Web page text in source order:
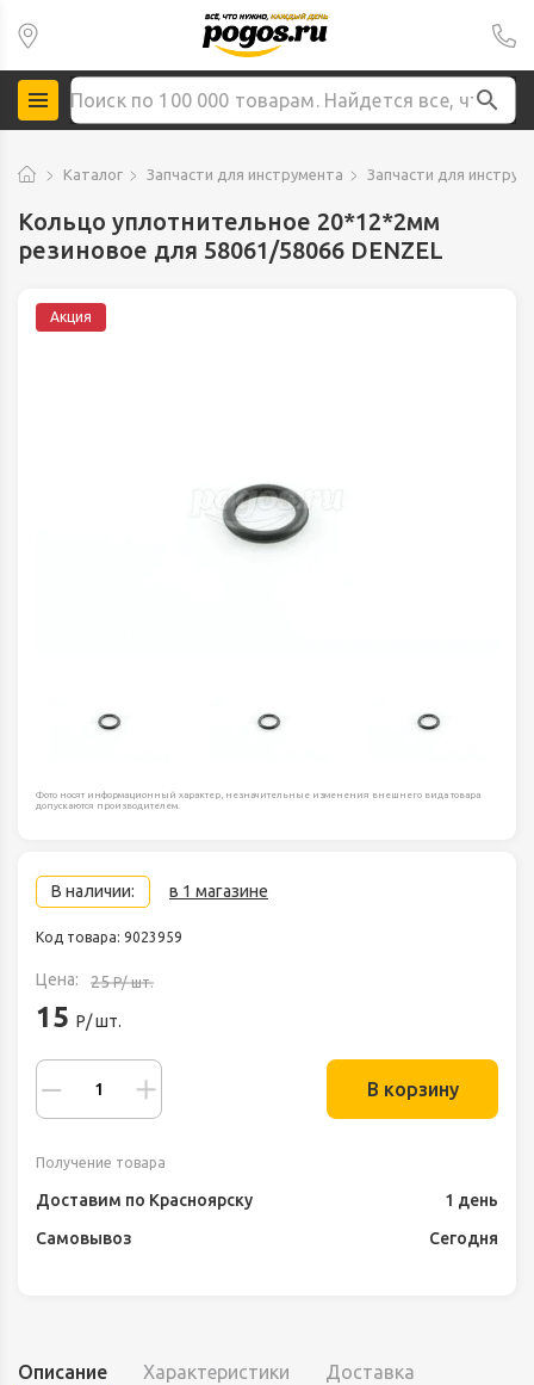
Каталог Запчасти для инструмента Запчасти для
Кольцо уплотнительное 20*12*2мм
резиновое для 58061/58066 DENZEL
Акция
Фото носят информационный характер, незначительные изменения внешнего вида товара
допускаются производителем.
В наличии: в 1 магазине
Код товара: 9023959
Цена: 25Р/ шт.
15 Р/ шт.
В корзину
Получение товара
Доставим по Красноярску
1 день
Самовывоз
Сегодня
Описание Характеристики Доставка